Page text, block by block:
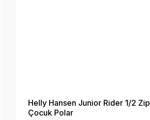
Helly Hansen Junior Rider 1/2 Zip
Çocuk Polar